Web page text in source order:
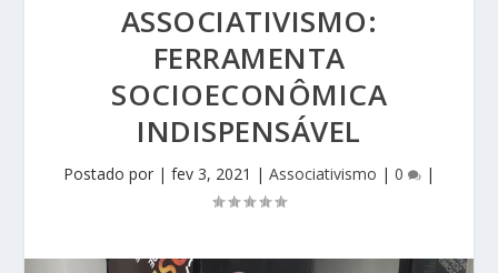
ASSOCIATIVISMO:
FERRAMENTA
SOCIOECONÔMICA
INDISPENSÁVEL
Postado por | fev 3, 2021 | Associativismo | 0 |